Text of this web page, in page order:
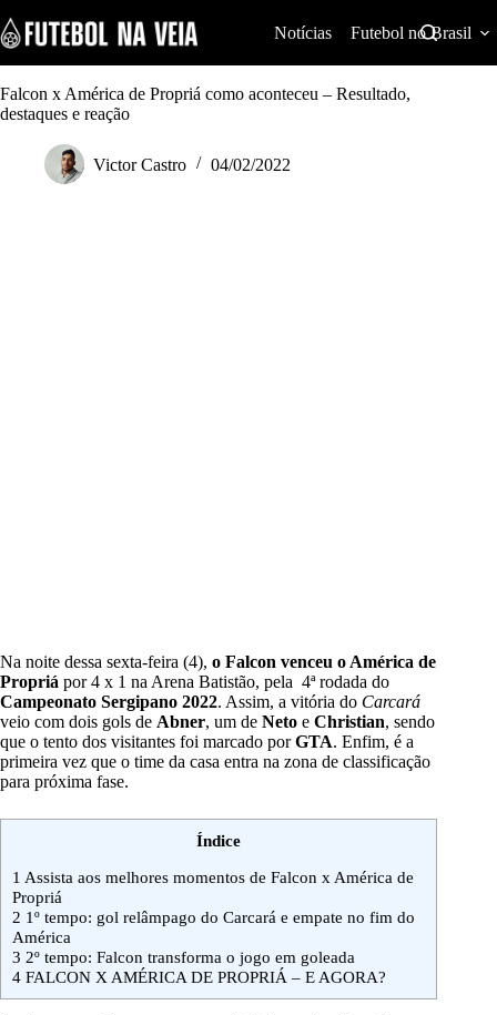
k
i
p
t
o
Notícias Futebol no Brasil
Falcon x América de Propriá como aconteceu – Resultado,
destaques e reação
Victor Castro 04/02/2022
Na noite dessa sexta-feira (4), o Falcon venceu o América de
Propriá por 4 x 1 na Arena Batistão, pela 4ª rodada do
Campeonato Sergipano 2022. Assim, a vitória do Carcará
veio com dois gols de Abner, um de Neto e Christian, sendo
que o tento dos visitantes foi marcado porGTA. Enfim, é a
primeira vez que o time da casa entra na zona de classificação
para próxima fase.
Índice
1 Assista aos melhores momentos de Falcon x América de
Propriá
2 1º tempo: gol relâmpago do Carcará e empate no fim do
América
3 2º tempo: Falcon transforma o jogo em goleada
4 FALCON X AMÉRICA DE PROPRIÁ – E AGORA?